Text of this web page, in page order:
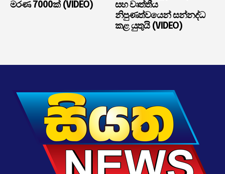
මරණ 7000ක් (VIDEO)
සහ වෘත්තීය
නිපුණත්වයෙන් සන්නද්ධ
කළ යුතුයි (VIDEO)